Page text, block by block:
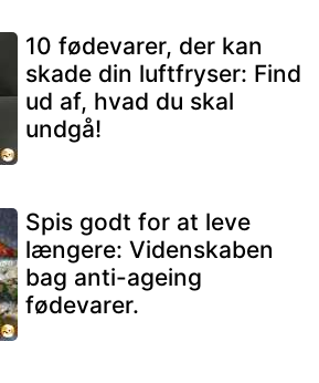
10 fødevarer, der kan
skade din luftfryser: Find
ud af, hvad du skal
undgå!
Spis godt for at leve
længere: Videnskaben
bag anti-ageing
fødevarer.